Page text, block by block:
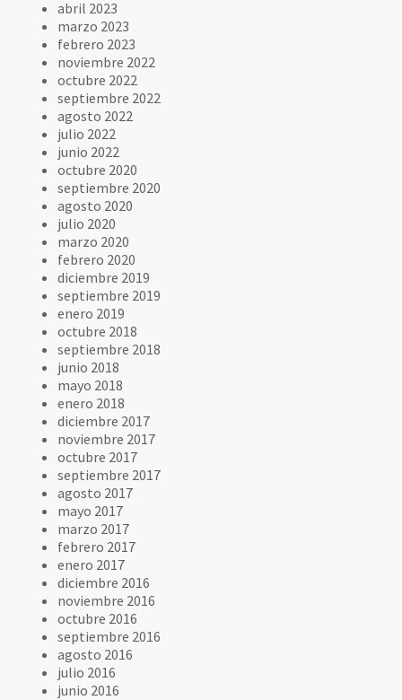
abril 2023
marzo 2023
febrero 2023
noviembre 2022
octubre 2022
septiembre 2022
agosto 2022
julio 2022
junio 2022
octubre 2020
septiembre 2020
agosto 2020
julio 2020
marzo 2020
febrero 2020
diciembre 2019
septiembre 2019
enero 2019
octubre 2018
septiembre 2018
junio 2018
mayo 2018
enero 2018
diciembre 2017
noviembre 2017
octubre 2017
septiembre 2017
agosto 2017
mayo 2017
marzo 2017
febrero 2017
enero 2017
diciembre 2016
noviembre 2016
octubre 2016
septiembre 2016
agosto 2016
julio 2016
junio 2016